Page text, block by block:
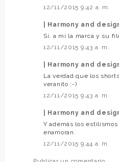
12/11/2015 9:42 a. m.
| Harmony and
Sí, a mí la marca y su
12/11/2015 9:43 a. m.
| Harmony and
La verdad que los
veranito ;-)
12/11/2015 9:43 a. m.
| Harmony and
Y además los
enamoran.
12/11/2015 9:44 a. m.